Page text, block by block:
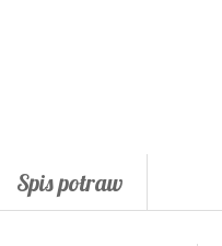
Spis potraw